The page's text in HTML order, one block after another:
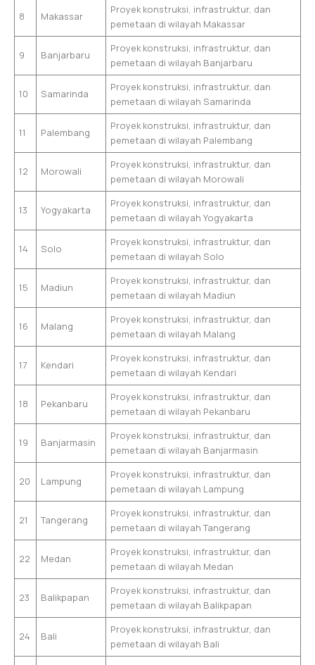
8 Makassar
Proyek konstruksi, infrastruktur, dan
pemetaan di wilayah Makassar
9 Banjarbaru
Proyek konstruksi, infrastruktur, dan
pemetaan di wilayah Banjarbaru
10 Samarinda
Proyek konstruksi, infrastruktur, dan
pemetaan di wilayah Samarinda
11 Palembang
Proyek konstruksi, infrastruktur, dan
pemetaan di wilayah Palembang
12 Morowali
Proyek konstruksi, infrastruktur, dan
pemetaan di wilayah Morowali
13 Yogyakarta
Proyek konstruksi, infrastruktur, dan
pemetaan di wilayah Yogyakarta
14 Solo
Proyek konstruksi, infrastruktur, dan
pemetaan di wilayah Solo
15 Madiun
Proyek konstruksi, infrastruktur, dan
pemetaan di wilayah Madiun
16 Malang
Proyek konstruksi, infrastruktur, dan
pemetaan di wilayah Malang
17 Kendari
Proyek konstruksi, infrastruktur, dan
pemetaan di wilayah Kendari
18 Pekanbaru
Proyek konstruksi, infrastruktur, dan
pemetaan di wilayah Pekanbaru
19 Banjarmasin
Proyek konstruksi, infrastruktur, dan
pemetaan di wilayah Banjarmasin
20 Lampung
Proyek konstruksi, infrastruktur, dan
pemetaan di wilayah Lampung
21 Tangerang
Proyek konstruksi, infrastruktur, dan
pemetaan di wilayah Tangerang
22 Medan
Proyek konstruksi, infrastruktur, dan
pemetaan di wilayah Medan
23 Balikpapan
Proyek konstruksi, infrastruktur, dan
pemetaan di wilayah Balikpapan
24 Bali
Proyek konstruksi, infrastruktur, dan
pemetaan di wilayah Bali